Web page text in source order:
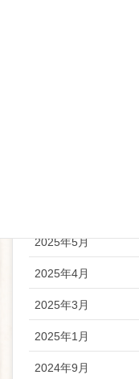
2025年5月
2025年4月
2025年3月
2025年1月
2024年9月